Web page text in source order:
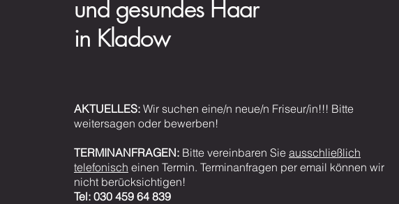
und gesundes Haar
in Kladow
AKTUELLES: Wir suchen eine/n neue/n Friseur/in!!! Bitte
weitersagen oder bewerben!
TERMINANFRAGEN: Bitte vereinbaren Sie ausschließlich
telefonisch einen Termin. Terminanfragen per email können wir
nicht berücksichtigen!
Tel: 030 459 64 839